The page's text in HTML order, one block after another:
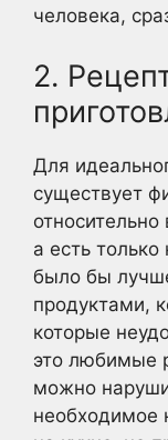
человека,
2.
Для
существует
а есть
было бы
продуктами,
которые
это любимые
можно
необходимое